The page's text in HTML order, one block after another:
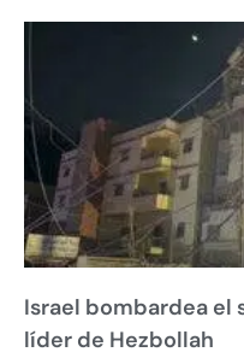
Israel bombardea el
líder de Hezbollah